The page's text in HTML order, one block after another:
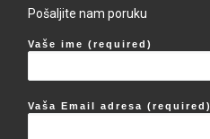
Pošaljite nam poruku
Vaše ime (required)
Vaša Email adresa (required)